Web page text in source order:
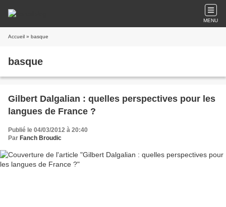
MENU
Accueil » basque
basque
Gilbert Dalgalian : quelles perspectives pour les
langues de France ?
Publié le 04/03/2012 à 20:40
Par Fanch Broudic